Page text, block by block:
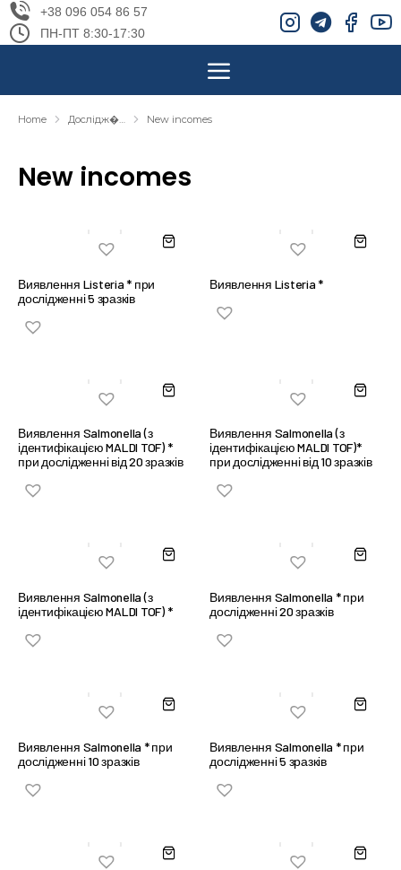
+38 096 054 86 57
ПН-ПТ 8:30-17:30
New incomes
You are here:
Home Дослідж�… New incomes
Виявлення Listeria * при
дослідженні 5 зразків
Виявлення Listeria *
Виявлення Salmonella (з
ідентифікацією MALDI TOF) *
при дослідженні від 20 зразків
Виявлення Salmonella (з
ідентифікацією MALDI TOF)*
при дослідженні від 10 зразків
Виявлення Salmonella (з
ідентифікацією MALDI TOF) *
Виявлення Salmonella * при
дослідженні 20 зразків
Виявлення Salmonella * при
дослідженні 10 зразків
Виявлення Salmonella * при
дослідженні 5 зразків